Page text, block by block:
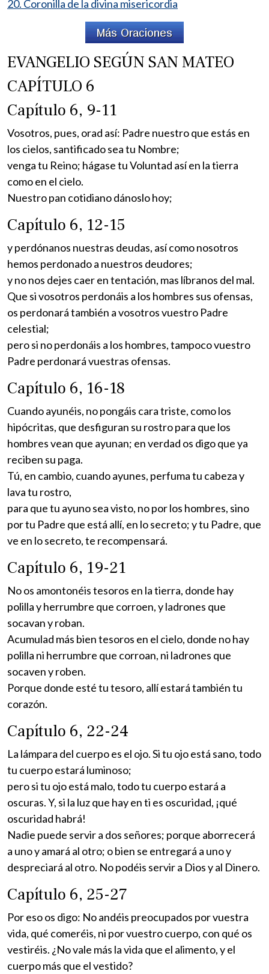
20. Coronilla de la divina misericordia
EVANGELIO SEGÚN SAN MATEO
CAPÍTULO 6
Capítulo 6, 9-11
Vosotros, pues, orad así: Padre nuestro que estás en
los cielos, santificado sea tu Nombre;
venga tu Reino; hágase tu Voluntad así en la tierra
como en el cielo.
Nuestro pan cotidiano dánoslo hoy;
Capítulo 6, 12-15
y perdónanos nuestras deudas, así como nosotros
hemos perdonado a nuestros deudores;
y no nos dejes caer en tentación, mas líbranos del mal.
Que si vosotros perdonáis a los hombres sus ofensas,
os perdonará también a vosotros vuestro Padre
celestial;
pero si no perdonáis a los hombres, tampoco vuestro
Padre perdonará vuestras ofensas.
Capítulo 6, 16-18
Cuando ayunéis, no pongáis cara triste, como los
hipócritas, que desfiguran su rostro para que los
hombres vean que ayunan; en verdad os digo que ya
reciben su paga.
Tú, en cambio, cuando ayunes, perfuma tu cabeza y
lava tu rostro,
para que tu ayuno sea visto, no por los hombres, sino
por tu Padre que está allí, en lo secreto; y tu Padre, que
ve en lo secreto, te recompensará.
Capítulo 6, 19-21
No os amontonéis tesoros en la tierra, donde hay
polilla y herrumbre que corroen, y ladrones que
socavan y roban.
Acumulad más bien tesoros en el cielo, donde no hay
polilla ni herrumbre que corroan, ni ladrones que
socaven y roben.
Porque donde esté tu tesoro, allí estará también tu
corazón.
Capítulo 6, 22-24
La lámpara del cuerpo es el ojo. Si tu ojo está sano, todo
tu cuerpo estará luminoso;
pero si tu ojo está malo, todo tu cuerpo estará a
oscuras. Y, si la luz que hay en ti es oscuridad, ¡qué
oscuridad habrá!
Nadie puede servir a dos señores; porque aborrecerá
a uno y amará al otro; o bien se entregará a uno y
despreciará al otro. No podéis servir a Dios y al Dinero.
Capítulo 6, 25-27
Por eso os digo: No andéis preocupados por vuestra
vida, qué comeréis, ni por vuestro cuerpo, con qué os
vestiréis. ¿No vale más la vida que el alimento, y el
cuerpo más que el vestido?